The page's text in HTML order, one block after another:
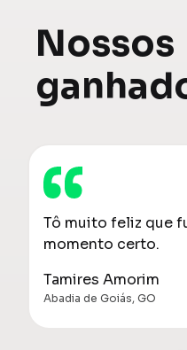
Nossos
Tô muito feliz que
momento certo.
Tamires Amorim
Abadia de Goiás, GO